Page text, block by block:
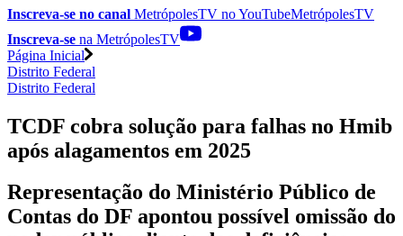
Inscreva-se no canal MetrópolesTV noYouTubeMetrópolesTV
Inscreva-se na MetrópolesTV
Página Inicial
Distrito Federal
Distrito Federal
TCDF cobra solução para falhas no Hmib
após alagamentos em 2025
Representação do Ministério Público de
Contas do DF apontou possível omissão do